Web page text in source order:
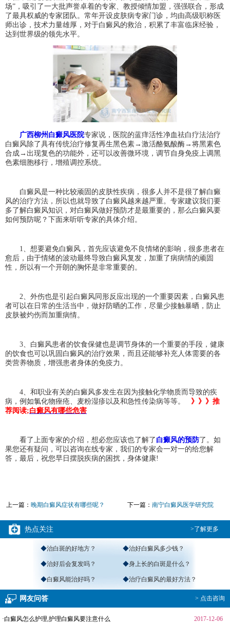
场”，吸引了一大批声誉卓着的专家、教授倾情加盟，强强联合，形成
了最具权威的专家团队。常年开设皮肤病专家门诊，均由高级职称医
师出诊，技术力量雄厚，对于白癜风的救治，积累了丰富临床经验，
达到世界级的领先水平。
广西柳州白癜风医院专家说，医院的蓝痒活性净血祛白疗法治疗
白癜风除了具有传统治疗修复再生黑色素→激活酪氨酸酶→将黑素色
合成→出现复色的功能外，还可以改善微环境，调节自身免疫上调黑
色素细胞移行，增殖调控系统。
白癜风是一种比较顽固的皮肤性疾病，很多人并不是很了解白癜
风的治疗方法，所以也就导致了白癜风越来越严重。专家建议我们要
多了解白癜风知识，对白癜风做好预防才是最重要的，那么白癜风要
如何预防呢？下面来听听专家的具体介绍。
1、想要避免白癜风，首先应该避免不良情绪的影响，很多患者在
愈后，由于情绪的波动最终导致白癜风复发，加重了病病情的顽固
性，所以有一个开朗的胸怀是非常重要的。
2、外伤也是引起白癜风同形反应出现的一个重要因素，白癜风患
者可以在日常的生活当中，做好防晒的工作，尽量少接触暴晒，防止
皮肤被灼伤而加重病情。
3、白癜风患者的饮食保健也是调节身体的一个重要的手段，健康
的饮食也可以巩固白癜风的治疗效果，而且还能够补充人体需要的各
类营养物质，增强患者身体的免疫力。
4、和职业有关的白癜风多发生在因为接触化学物质而导致的疾
病，例如氯化物痤疮、麦粉湿疹以及和急性传染病等等。 》》》推
荐阅读;白癜风有哪些危害
看了上面专家的介绍，想必您应该也了解了 白癜风的预防了。如
果您还有疑问，可以咨询在线专家，我们的专家会一对一的给您解
答，最后，祝您早日摆脱疾病的困扰，身体健康!
上一篇： 晚期白癜风症状有哪些呢？ 下一篇： 南宁白癜风医学研究院
热点关注 >了解更多
◆治白斑的好地方？ ◆治好白癜风多少钱？
◆治好后会复发吗？ ◆身上长的白斑是什么？
◆白癜风能治好吗？ ◆治疗白癜风的最好方法？
网友问答 > 点击咨询
·白癜风怎么护理,护理白癜风要注意什么 2017-12-06